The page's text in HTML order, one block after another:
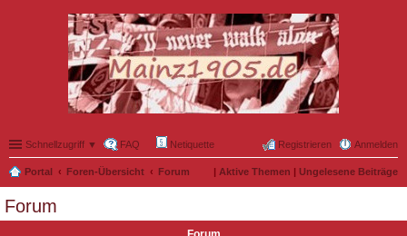
Schnellzugriff ▼ FAQ Netiquette Anmelden
Registrieren
Portal Foren-Übersicht Forum | Aktive Themen | Ungelesene Beiträge
Forum